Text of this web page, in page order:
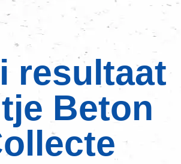
resultaat
Beton